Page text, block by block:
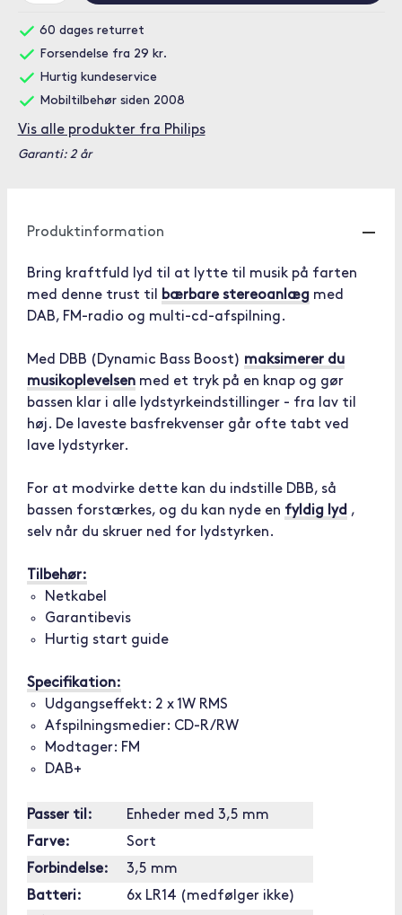
60 dages returret
Forsendelse fra 29 kr.
Hurtig kundeservice
Mobiltilbehør siden 2008
Vis alle produkter fra Philips
Garanti: 2 år
Produktinformation
Bring kraftfuld lyd til at lytte til musik på farten
med denne trust til
bærbare stereoanlæg med
DAB, FM-radio og multi-cd-afspilning.
Med DBB (Dynamic Bass Boost) maksimerer du
musikoplevelsen med et tryk på en knap og gør
bassen klar i alle lydstyrkeindstillinger - fra lav til
høj. De laveste basfrekvenser går ofte tabt ved
lave lydstyrker.
For at modvirke dette kan du indstille DBB, så
bassen forstærkes, og du kan nyde en fyldig lyd ,
selv når du skruer ned for lydstyrken.
Tilbehør:
Netkabel
Garantibevis
Hurtig start guide
Specifikation:
Udgangseffekt: 2 x 1W RMS
Afspilningsmedier: CD-R/RW
Modtager: FM
DAB+
Passer til:
Enheder med 3,5 mm
Farve:
Sort
Forbindelse:
3,5 mm
Batteri:
6x LR14 (medfølger ikke)